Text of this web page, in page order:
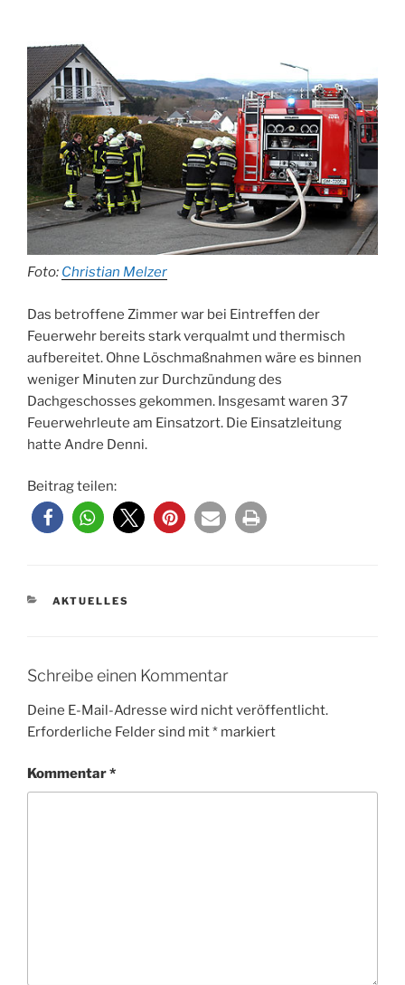
Foto: Christian Melzer
Das betroffene Zimmer war bei Eintreffen der
Feuerwehr bereits stark verqualmt und thermisch
aufbereitet. Ohne Löschmaßnahmen wäre es binnen
weniger Minuten zur Durchzündung des
Dachgeschosses gekommen. Insgesamt waren 37
Feuerwehrleute am Einsatzort. Die Einsatzleitung
hatte Andre Denni.
Beitrag teilen:
KATEGORIEN
AKTUELLES
Schreibe einen Kommentar
Deine E-Mail-Adresse wird nicht veröffentlicht.
Erforderliche Felder sind mit* markiert
Kommentar*